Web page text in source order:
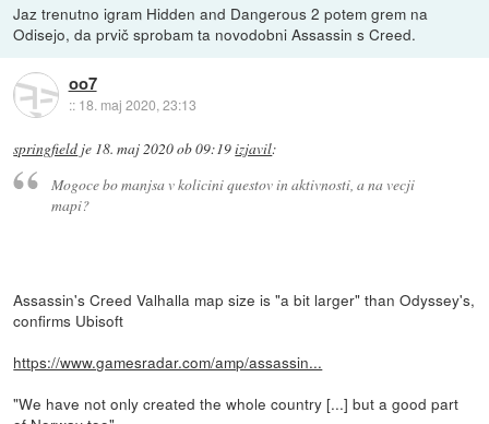
Jaz trenutno igram Hidden and Dangerous 2 potem grem na
Odisejo, da prvič sprobam ta novodobni Assassin s Creed.
oo7
:: 18. maj 2020, 23:13
springfield je 18. maj 2020 ob 09:19izjavil:
Mogoce bo manjsa v kolicini questov in aktivnosti, a na vecji
mapi?
Assassin's Creed Valhalla map size is "a bit larger" than Odyssey's,
confirms Ubisoft
https://www.gamesradar.com/amp/assassin...
"We have not only created the whole country [...] but a good part